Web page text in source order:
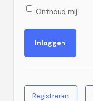
Onthoud mij
Registreren